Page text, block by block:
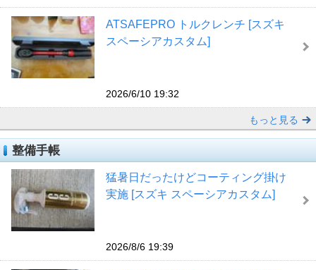
ATSAFEPRO トルクレンチ [スズキ
スペーシアカスタム]
2026/6/10 19:32
もっと見る
整備手帳
猛暑日だったけどコーティング掛け
実施 [スズキ スペーシアカスタム]
2026/8/6 19:39